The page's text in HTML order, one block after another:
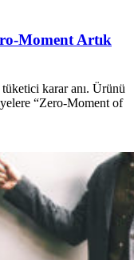
Moment Artık
tüketici karar anı. Ürünü
“Zero-Moment of